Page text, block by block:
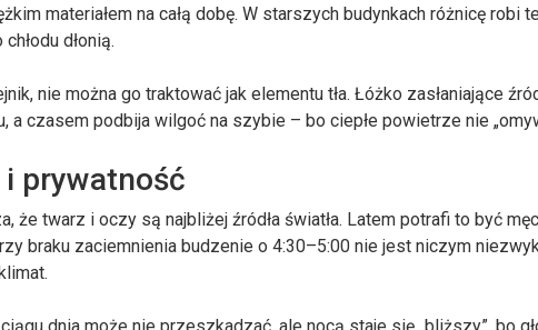
materiałem na całą dobę. W starszych budynkach różnicę robi
dłonią.
nie można go traktować jak elementu tła. Łóżko zasłaniające
a czasem podbija wilgoć na szybie – bo ciepłe powietrze nie
i prywatność
że twarz i oczy są najbliżej źródła światła. Latem potrafi to być
braku zaciemnienia budzenie o 4:30–5:00 nie jest niczym